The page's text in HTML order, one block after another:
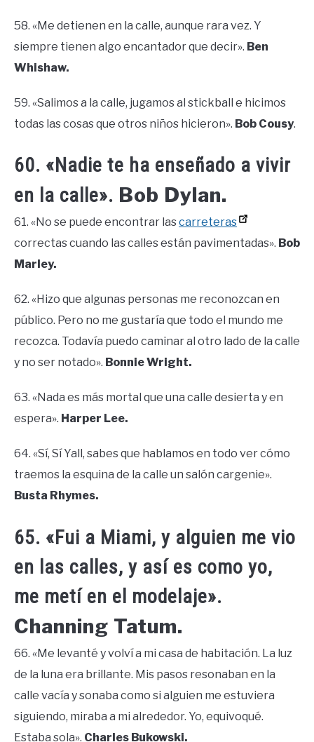
58. «Me detienen en la calle, aunque rara vez. Y
siempre tienen algo encantador que decir». Ben
Whishaw.
59. «Salimos a la calle, jugamos al stickball e hicimos
todas las cosas que otros niños hicieron». Bob Cousy.
60. «Nadie te ha enseñado a vivir
en la calle». Bob Dylan.
61. «No se puede encontrar lascarreteras
correctas cuando las calles están pavimentadas». Bob
Marley.
62. «Hizo que algunas personas me reconozcan en
público. Pero no me gustaría que todo el mundo me
recozca. Todavía puedo caminar al otro lado de la calle
y no ser notado». Bonnie Wright.
63. «Nada es más mortal que una calle desierta y en
espera». Harper Lee.
64. «Sí, Sí Yall, sabes que hablamos en todo ver cómo
traemos la esquina de la calle un salón cargenie».
Busta Rhymes.
65. «Fui a Miami, y alguien me vio
en las calles, y así es como yo,
me metí en el modelaje».
Channing Tatum.
66. «Me levanté y volví a mi casa de habitación. La luz
de la luna era brillante. Mis pasos resonaban en la
calle vacía y sonaba como si alguien me estuviera
siguiendo, miraba a mi alrededor. Yo, equivoqué.
Estaba sola». Charles Bukowski.